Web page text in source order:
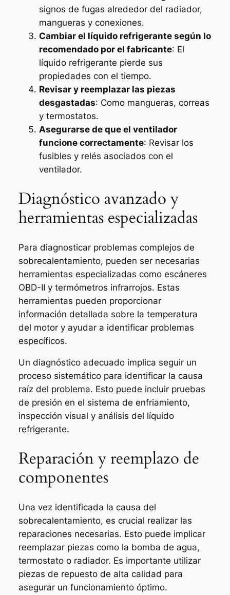
signos de fugas alrededor del radiador,
mangueras y conexiones.
Cambiar el líquido refrigerante según lo
recomendado por el fabricante: El
líquido refrigerante pierde sus
propiedades con el tiempo.
Revisar y reemplazar las piezas
desgastadas: Como mangueras, correas
y termostatos.
Asegurarse de que el ventilador
funcione correctamente: Revisar los
fusibles y relés asociados con el
ventilador.
Diagnóstico avanzado y
herramientas especializadas
Para diagnosticar problemas complejos de
sobrecalentamiento, pueden ser necesarias
herramientas especializadas como escáneres
OBD-II y termómetros infrarrojos. Estas
herramientas pueden proporcionar
información detallada sobre la temperatura
del motor y ayudar a identificar problemas
específicos.
Un diagnóstico adecuado implica seguir un
proceso sistemático para identificar la causa
raíz del problema. Esto puede incluir pruebas
de presión en el sistema de enfriamiento,
inspección visual y análisis del líquido
refrigerante.
Reparación y reemplazo de
componentes
Una vez identificada la causa del
sobrecalentamiento, es crucial realizar las
reparaciones necesarias. Esto puede implicar
reemplazar piezas como la bomba de agua,
termostato o radiador. Es importante utilizar
piezas de repuesto de alta calidad para
asegurar un funcionamiento óptimo.